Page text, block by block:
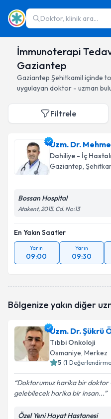
Doktor, klinik ara...
İmmunoterapi
Gaziantep
Gaziantep Şehitkamil içinde
uygulayan doktor - uzman
Filtrele
Uzm. Dr.
Dahiliye - İç
Gaziantep,
Bossan Hospital
Atakent, 2015. Cd. No:13
En Yakın Saatler
Yarın
09:00
Yarın
09:30
Bölgenize yakın diğer
Uzm. Dr. Şükrü
Tıbbi Onkoloji
Osmaniye, Merkez
5 (1
Doktorumuz harika bir doktor
gelebilecek harika bir insan...
Özel Yeni Hayat Hastanesi